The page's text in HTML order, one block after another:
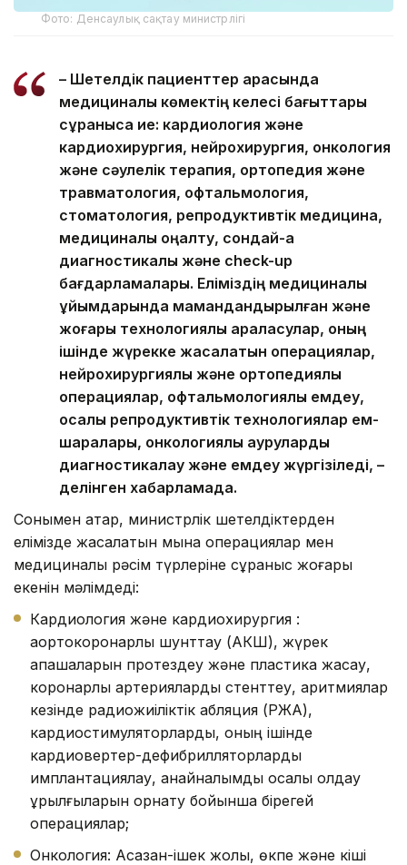
Фото: Денсаулық сақтау министрлігі
– Шетелдік пациенттер арасында
медициналық көмектің келесі бағыттары
сұранысқа ие: кардиология және
кардиохирургия, нейрохирургия, онкология
және сәулелік терапия, ортопедия және
травматология, офтальмология,
стоматология, репродуктивтік медицина,
медициналық оңалту, сондай-ақ
диагностикалық және check-up
бағдарламалары. Еліміздің медициналық
ұйымдарында мамандандырылған және
жоғары технологиялық араласулар, оның
ішінде жүрекке жасалатын операциялар,
нейрохирургиялық және ортопедиялық
операциялар, офтальмологиялық емдеу,
қосалқы репродуктивтік технологиялар ем-
шаралары, онкологиялық ауруларды
диагностикалау және емдеу жүргізіледі, –
делінген хабарламада.
Сонымен қатар, министрлік шетелдіктерден
елімізде жасалатын мына операциялар мен
медициналық рәсім түрлеріне сұраныс жоғары
екенін мәлімдеді:
Кардиология және кардиохирургия :
аортокоронарлық шунттау (АКШ), жүрек
қақпақшаларын протездеу және пластика жасау,
коронарлық артерияларды стенттеу, аритмиялар
кезінде радиожиіліктік абляция (РЖА),
кардиостимуляторларды, оның ішінде
кардиовертер-дефибрилляторларды
имплантациялау, қанайналымды қосалқы қолдау
құрылғыларын орнату бойынша бірегей
операциялар;
Онкология: Асқазан-ішек жолы, өкпе және кіші